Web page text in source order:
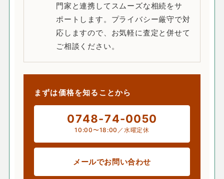
門家と連携してスムーズな相続をサ
ポートします。プライバシー厳守で対
応しますので、お気軽に査定と併せて
ご相談ください。
まずは価格を知ることから
0748-74-0050
10:00〜18:00／水曜定休
メールでお問い合わせ